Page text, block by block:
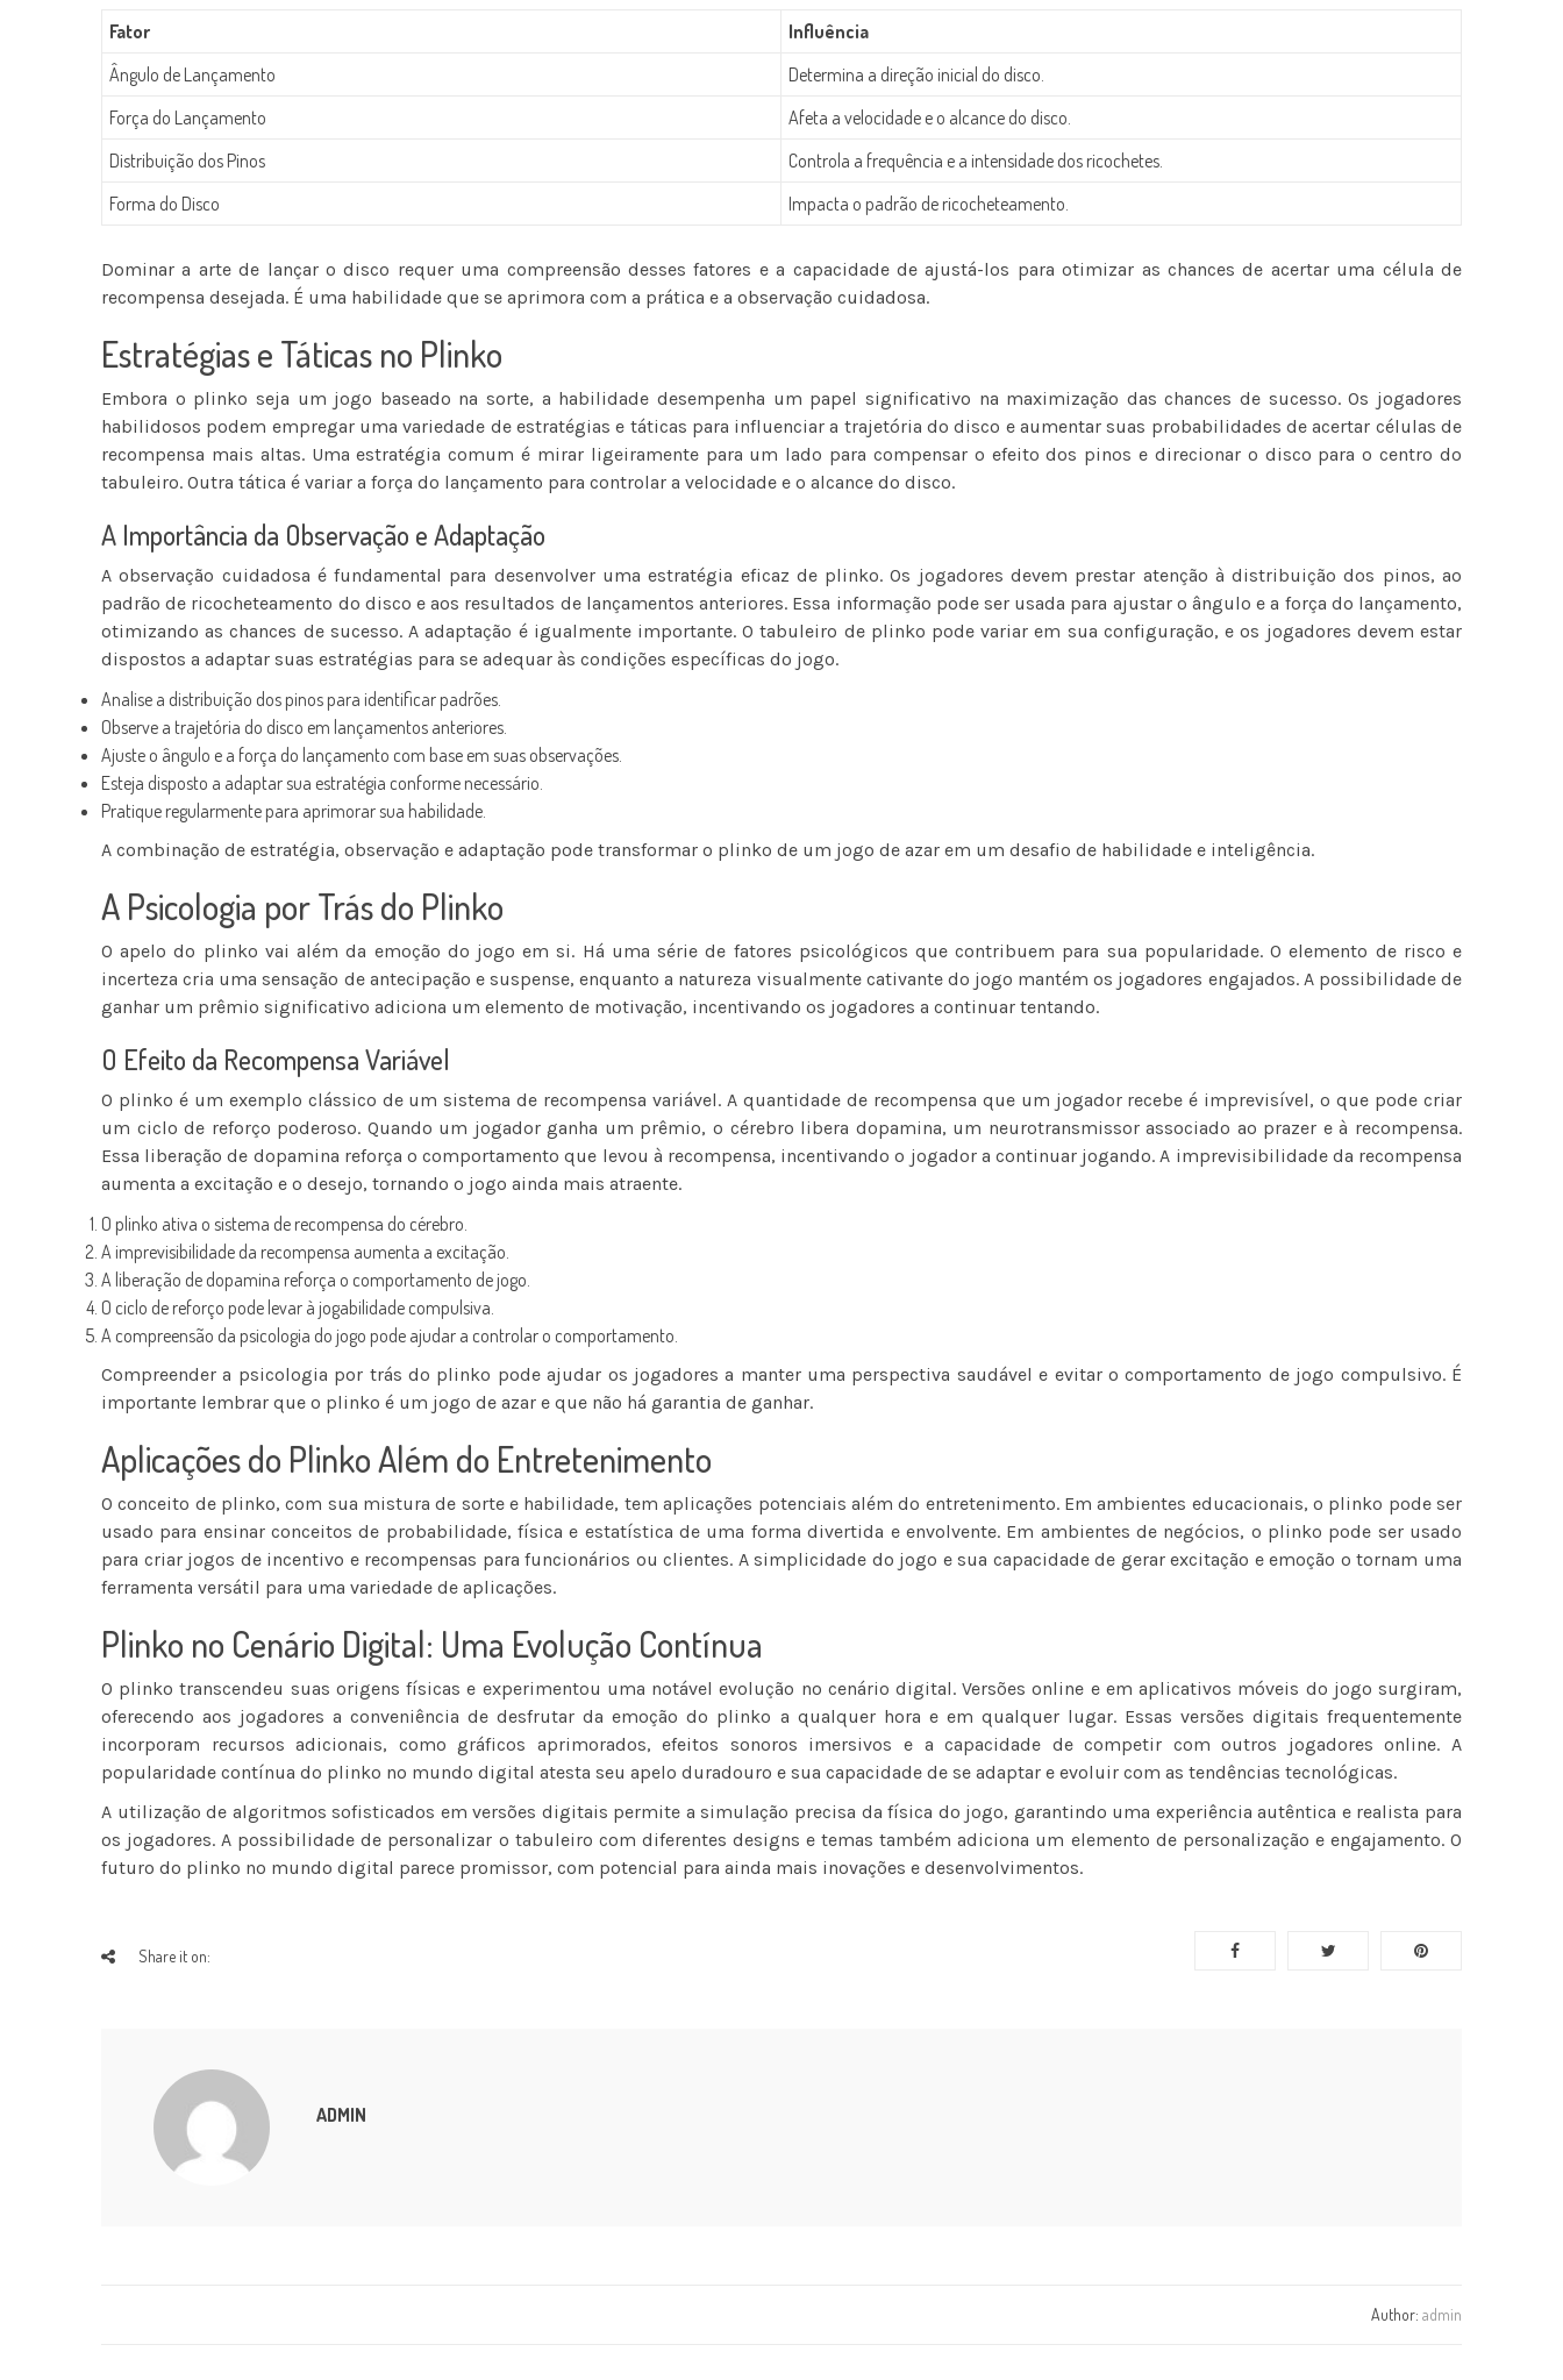
Fator
Influência
Ângulo de Lançamento
Determina a direção inicial do disco.
Força do Lançamento
Afeta a velocidade e o alcance do disco.
Distribuição dos Pinos
Controla a frequência e a intensidade dos ricochetes.
Forma do Disco
Impacta o padrão de ricocheteamento.
Dominar a arte de lançar o disco requer uma compreensão desses fatores e a capacidade de ajustá-los para otimizar as chances de acertar uma célula de
recompensa desejada. É uma habilidade que se aprimora com a prática e a observação cuidadosa.
Estratégias e Táticas no Plinko
Embora o plinko seja um jogo baseado na sorte, a habilidade desempenha um papel significativo na maximização das chances de sucesso. Os jogadores
habilidosos podem empregar uma variedade de estratégias e táticas para influenciar a trajetória do disco e aumentar suas probabilidades de acertar células de
recompensa mais altas. Uma estratégia comum é mirar ligeiramente para um lado para compensar o efeito dos pinos e direcionar o disco para o centro do
tabuleiro. Outra tática é variar a força do lançamento para controlar a velocidade e o alcance do disco.
A Importância da Observação e Adaptação
A observação cuidadosa é fundamental para desenvolver uma estratégia eficaz de plinko. Os jogadores devem prestar atenção à distribuição dos pinos, ao
padrão de ricocheteamento do disco e aos resultados de lançamentos anteriores. Essa informação pode ser usada para ajustar o ângulo e a força do lançamento,
otimizando as chances de sucesso. A adaptação é igualmente importante. O tabuleiro de plinko pode variar em sua configuração, e os jogadores devem estar
dispostos a adaptar suas estratégias para se adequar às condições específicas do jogo.
Analise a distribuição dos pinos para identificar padrões.
Observe a trajetória do disco em lançamentos anteriores.
Ajuste o ângulo e a força do lançamento com base em suas observações.
Esteja disposto a adaptar sua estratégia conforme necessário.
Pratique regularmente para aprimorar sua habilidade.
A combinação de estratégia, observação e adaptação pode transformar o plinko de um jogo de azar em um desafio de habilidade e inteligência.
A Psicologia por Trás do Plinko
O apelo do plinko vai além da emoção do jogo em si. Há uma série de fatores psicológicos que contribuem para sua popularidade. O elemento de risco e
incerteza cria uma sensação de antecipação e suspense, enquanto a natureza visualmente cativante do jogo mantém os jogadores engajados. A possibilidade de
ganhar um prêmio significativo adiciona um elemento de motivação, incentivando os jogadores a continuar tentando.
O Efeito da Recompensa Variável
O plinko é um exemplo clássico de um sistema de recompensa variável. A quantidade de recompensa que um jogador recebe é imprevisível, o que pode criar
um ciclo de reforço poderoso. Quando um jogador ganha um prêmio, o cérebro libera dopamina, um neurotransmissor associado ao prazer e à recompensa.
Essa liberação de dopamina reforça o comportamento que levou à recompensa, incentivando o jogador a continuar jogando. A imprevisibilidade da recompensa
aumenta a excitação e o desejo, tornando o jogo ainda mais atraente.
O plinko ativa o sistema de recompensa do cérebro.
A imprevisibilidade da recompensa aumenta a excitação.
A liberação de dopamina reforça o comportamento de jogo.
O ciclo de reforço pode levar à jogabilidade compulsiva.
A compreensão da psicologia do jogo pode ajudar a controlar o comportamento.
Compreender a psicologia por trás do plinko pode ajudar os jogadores a manter uma perspectiva saudável e evitar o comportamento de jogo compulsivo. É
importante lembrar que o plinko é um jogo de azar e que não há garantia de ganhar.
Aplicações do Plinko Além do Entretenimento
O conceito de plinko, com sua mistura de sorte e habilidade, tem aplicações potenciais além do entretenimento. Em ambientes educacionais, o plinko pode ser
usado para ensinar conceitos de probabilidade, física e estatística de uma forma divertida e envolvente. Em ambientes de negócios, o plinko pode ser usado
para criar jogos de incentivo e recompensas para funcionários ou clientes. A simplicidade do jogo e sua capacidade de gerar excitação e emoção o tornam uma
ferramenta versátil para uma variedade de aplicações.
Plinko no Cenário Digital: Uma Evolução Contínua
O plinko transcendeu suas origens físicas e experimentou uma notável evolução no cenário digital. Versões online e em aplicativos móveis do jogo surgiram,
oferecendo aos jogadores a conveniência de desfrutar da emoção do plinko a qualquer hora e em qualquer lugar. Essas versões digitais frequentemente
incorporam recursos adicionais, como gráficos aprimorados, efeitos sonoros imersivos e a capacidade de competir com outros jogadores online. A
popularidade contínua do plinko no mundo digital atesta seu apelo duradouro e sua capacidade de se adaptar e evoluir com as tendências tecnológicas.
A utilização de algoritmos sofisticados em versões digitais permite a simulação precisa da física do jogo, garantindo uma experiência autêntica e realista para
os jogadores. A possibilidade de personalizar o tabuleiro com diferentes designs e temas também adiciona um elemento de personalização e engajamento. O
futuro do plinko no mundo digital parece promissor, com potencial para ainda mais inovações e desenvolvimentos.
Share it on:
ADMIN
Author: admin